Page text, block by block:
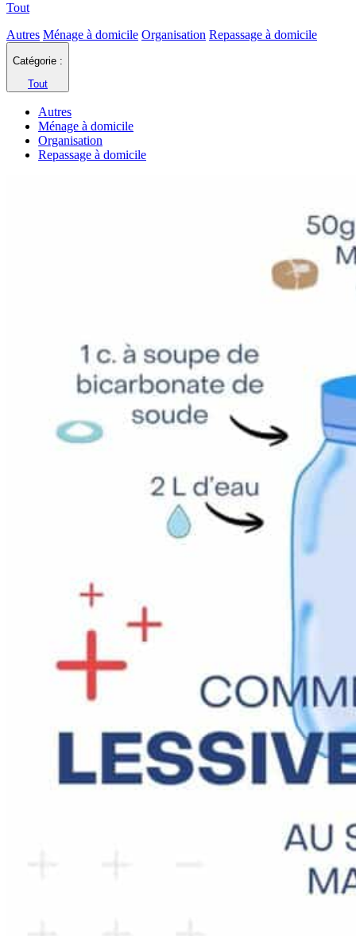
Tout
Autres Ménage à domicile Organisation Repassage à domicile
Catégorie :
Tout
Autres
Ménage à domicile
Organisation
Repassage à domicile